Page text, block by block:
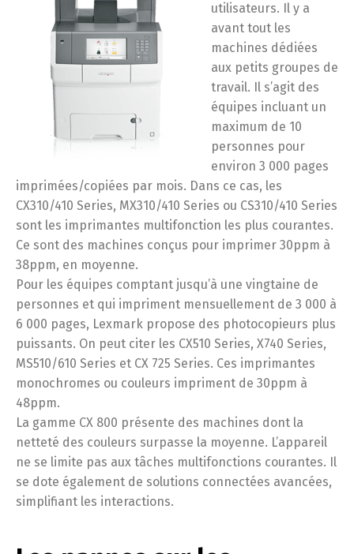
utilisateurs. Il y a
avant tout les
machines dédiées
aux petits groupes de
travail. Il s’agit des
équipes incluant un
maximum de 10
personnes pour
environ 3 000 pages
imprimées/copiées par mois. Dans ce cas, les
CX310/410 Series, MX310/410 Series ou CS310/410 Series
sont les imprimantes multifonction les plus courantes.
Ce sont des machines conçus pour imprimer 30ppm à
38ppm, en moyenne.
Pour les équipes comptant jusqu’à une vingtaine de
personnes et qui impriment mensuellement de 3 000 à
6 000 pages, Lexmark propose des photocopieurs plus
puissants. On peut citer les CX510 Series, X740 Series,
MS510/610 Series et CX 725 Series. Ces imprimantes
monochromes ou couleurs impriment de 30ppm à
48ppm.
La gamme CX 800 présente des machines dont la
netteté des couleurs surpasse la moyenne. L’appareil
ne se limite pas aux tâches multifonctions courantes. Il
se dote également de solutions connectées avancées,
simplifiant les interactions.